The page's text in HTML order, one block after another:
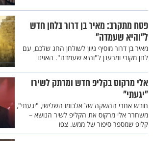
פסח מתקרב: מאיר בן דרור בלחן חדש
ל"והיא שעמדה"
מאיר בן דרור מוסיף גיוון לשולחן החג שלכם, עם
לחן מקורי ומרענן ל"והיא שעמדה". האזינו
אלי מרקוס בקליפ חדש ומרתק לשירו
"יגעתי"
חודש אחרי ההשקה של אלבומו השלישי, "יגעתי",
משחרר אלי מרקוס את הקליפ לשיר הנושא –
קליפ שמספר סיפור של ממש. צפו